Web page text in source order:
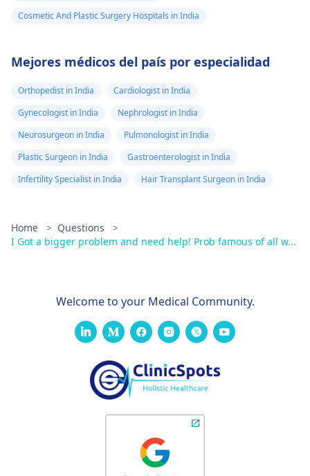
Cosmetic And Plastic Surgery Hospitals in India
Mejores médicos del país por especialidad
Orthopedist in India
Cardiologist in India
Gynecologist in India
Nephrologist in India
Neurosurgeon in India
Pulmonologist in India
Plastic Surgeon in India
Gastroenterologist in India
Infertility Specialist in India
Hair Transplant Surgeon in India
Home > Questions
>
I Got a bigger problem and need help! Prob famous of all w...
Welcome to your Medical Community.